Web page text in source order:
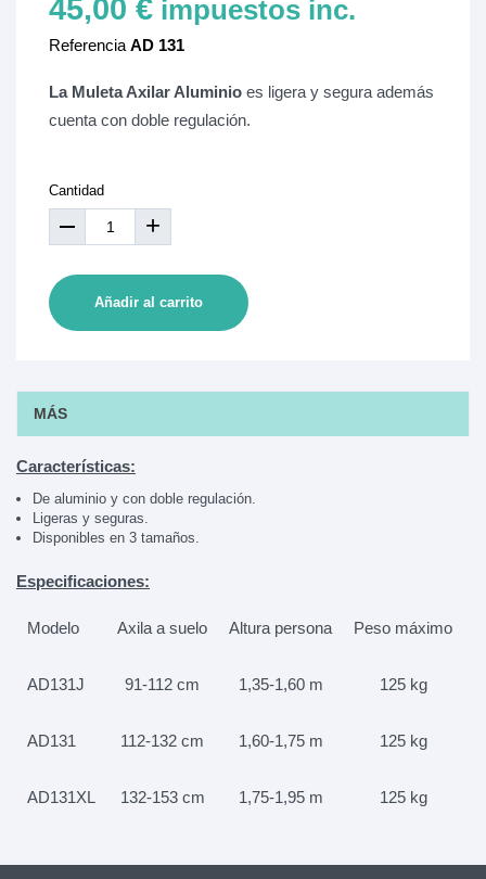
45,00 € impuestos inc.
Referencia AD 131
La Muleta Axilar Aluminio es ligera y segura además
cuenta con doble regulación.
Cantidad
+
Añadir al carrito
MÁS
Características:
De aluminio y con doble regulación.
Ligeras y seguras.
Disponibles en 3 tamaños.
Especificaciones:
Modelo Axila a suelo Altura persona Peso máximo
AD131J 91-112 cm 1,35-1,60 m 125 kg
AD131 112-132 cm 1,60-1,75 m 125 kg
AD131XL 132-153 cm 1,75-1,95 m 125 kg